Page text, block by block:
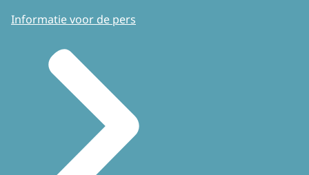
Informatie voor de pers